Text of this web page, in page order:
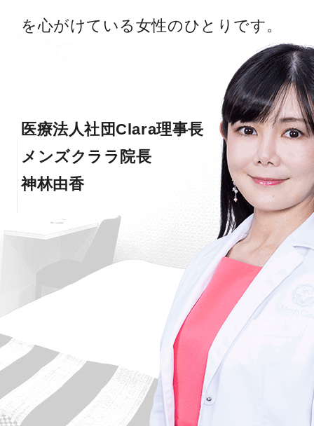
を心がけている女性のひとりです。
医療法人社団Clara理事長
メンズクララ院長
神林由香